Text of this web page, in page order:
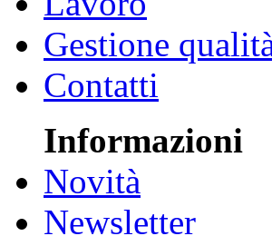
Gestione
Contatti
Informazioni
Novità
Newsletter